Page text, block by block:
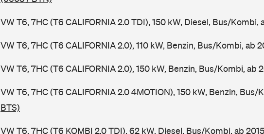
VW T6, 7HC (T6 CALIFORNIA 2.0 TDI), 150 kW, Diesel, Bus/Kombi,
VW T6, 7HC (T6 CALIFORNIA 2.0), 110 kW, Benzin, Bus/Kombi, ab
VW T6, 7HC (T6 CALIFORNIA 2.0), 150 kW, Benzin, Bus/Kombi, ab
VW T6, 7HC (T6 CALIFORNIA 2.0 4MOTION), 150 kW, Benzin, Bus/
BTS)
VW T6, 7HC (T6 KOMBI 2.0 TDI), 62 kW, Diesel, Bus/Kombi, ab 2015